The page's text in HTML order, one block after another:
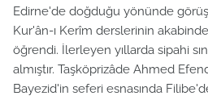
Edirne'de doğduğu yönünde
Kur'ân-ı Kerîm derslerinin
öğrendi. İlerleyen yıllarda sipahi
almıştır. Taşköprizâde Ahmed
Bayezid'in seferi esnasında